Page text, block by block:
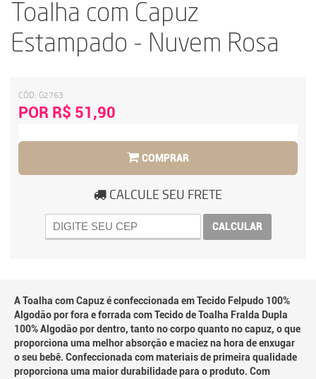
Toalha com Capuz
Estampado - Nuvem Rosa
CÓD: G2763
POR R$ 51,90
COMPRAR
CALCULE SEU FRETE
CALCULAR
A Toalha com Capuz é confeccionada em Tecido Felpudo 100%
Algodão por fora e forrada com Tecido de Toalha Fralda Dupla
100% Algodão por dentro, tanto no corpo quanto no capuz, o que
proporciona uma melhor absorção e maciez na hora de enxugar
o seu bebê. Confeccionada com materiais de primeira qualidade
proporciona uma maior durabilidade para o produto. Com